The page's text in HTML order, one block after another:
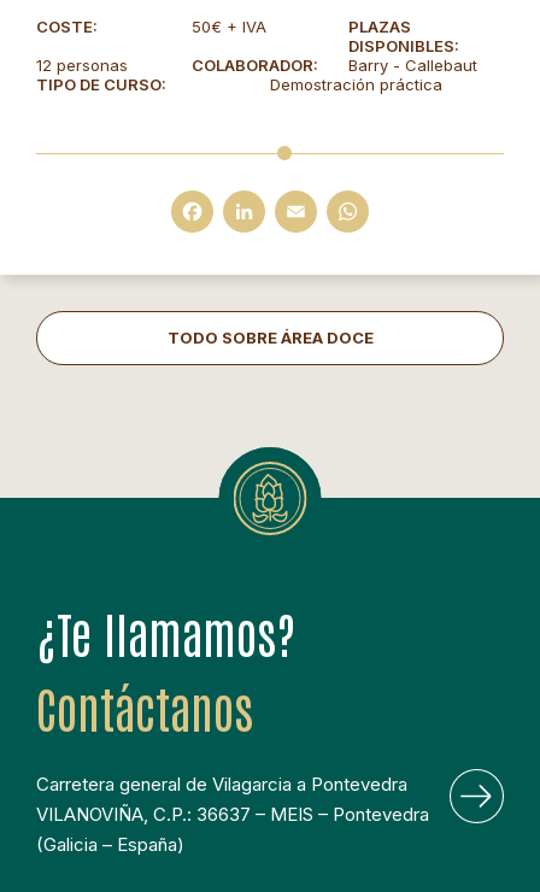
COSTE: 50€ + IVA
PLAZAS
DISPONIBLES:
12 personas
COLABORADOR:
Barry - Callebaut
TIPO DE CURSO:
Demostración práctica
F
a
c
e
o
k
L
i
n
k
I
n
E
m
a
il
h
a
TODO SOBRE ÁREA DOCE
¿Te llamamos?
Contáctanos
Carretera general de Vilagarcia a Pontevedra
VILANOVIÑA, C.P.: 36637 – MEIS – Pontevedra
(Galicia – España)